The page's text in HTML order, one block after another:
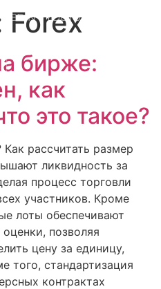
YOUTUBE
Forex
бирже:
как
это такое?
рассчитать размер
ликвидность за
процесс торговли
участников. Кроме
лоты обеспечивают
позволяя
цену за единицу,
того, стандартизация
контрактах